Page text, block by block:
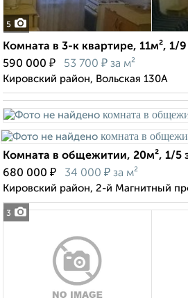
5
Комната в 3-к квартире, 11м², 1/
590 000 ₽ 53 700 ₽ за м²
Кировский район, Вольская 130А
3
Комната в общежитии, 20м², 1/5
680 000 ₽ 34 000 ₽ за м²
Кировский район, 2-й Магнитный